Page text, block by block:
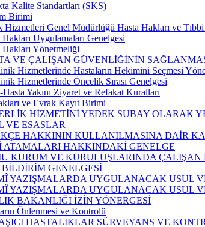
Kalite Standartları (SKS)
Birimi
Hizmetleri Genel Müdürlüğü Hasta Hakları ve
Hakları Uygulamaları Genelgesi
Hakları Yönetmeliği
VE ÇALIŞAN GÜVENLİĞİNİN
Hizmetlerinde Hastaların Hekimini Seçmesi
Hizmetlerinde Öncelik Sırası Genelgesi
Hasta Yakını Ziyaret ve Refakat Kuralları
ve Evrak Kayıt Birimi
HİZMETİNİ YEDEK SUBAY OLARAK
VE ESASLAR
HAKKININ KULLANILMASINA DAİR
ATAMALARI HAKKINDAKİ GENELGE
KURUM VE KURULUŞLARINDA
GENELGESİ
YAZIŞMALARDA UYGULANACAK USUL
YAZIŞMALARDA UYGULANACAK USUL
BAKANLIĞI İZİN YÖNERGESİ
Önlenmesi ve Kontrolü
HASTALIKLAR SÜRVEYANS VE